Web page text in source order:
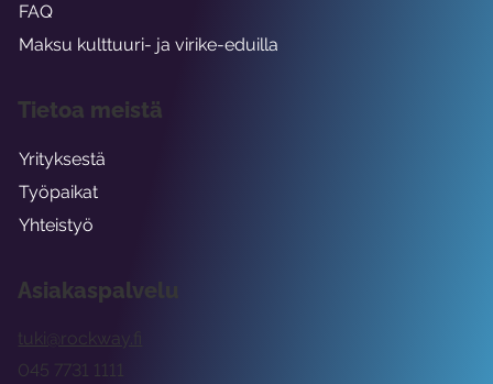
Asiakaspalvelu
tuki@rockway.fi
045 7731 1111
FAQ
Maksu kulttuuri- ja virike-eduilla
Tietoa meistä
Yrityksestä
Työpaikat
Yhteistyö